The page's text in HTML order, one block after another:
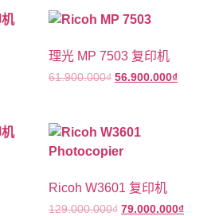
理光 MP 7503 复印机
61.900.000₫ 56.900.000₫
Ricoh W3601 复印机
129.000.000₫ 79.000.000₫